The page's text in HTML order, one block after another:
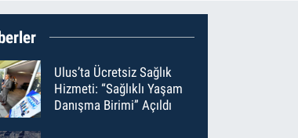
Ulus’ta Ücretsiz Sağlık
Hizmeti: “Sağlıklı Yaşam
Danışma Birimi” Açıldı